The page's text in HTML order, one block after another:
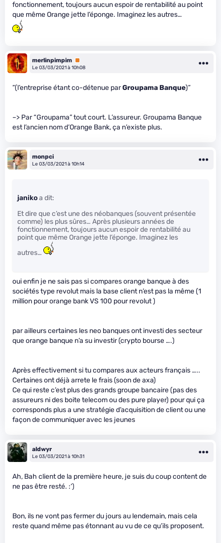
fonctionnement, toujours aucun espoir de rentabilité au point
que même Orange jette l’éponge. Imaginez les autres…
merlinpimpim Premium
Le 03/03/2021 à 10h08
”(l’entreprise étant co-détenue parGroupama Banque)”
–> Par “Groupama” tout court. L’assureur. Groupama Banque
est l’ancien nom d’Orange Bank, ça n’existe plus.
monpci
Le 03/03/2021 à 10h14
janikoa dit:
Et dire que c’est une des néobanques (souvent présentée
comme) les plus sûres… Après plusieurs années de
fonctionnement, toujours aucun espoir de rentabilité au
point que même Orange jette l’éponge. Imaginez les
autres…
oui enfin je ne sais pas si compares orange banque à des
sociétés type revolut mais la base client n’est pas la même (1
million pour orange bank VS 100 pour revolut )
par ailleurs certaines les neo banques ont investi des secteur
que orange banque n’a su investir (crypto bourse ….)
Après effectivement si tu compares aux acteurs français …..
Certaines ont déjà arrete le frais (soon de axa)
Ce qui reste c’est plus des grands groupe bancaire (pas des
assureurs ni des boite telecom ou des pure player) pour qui ça
corresponds plus a une stratégie d’acquisition de client ou une
façon de communiquer avec les jeunes
aldwyr
Le 03/03/2021 à 10h31
Ah, Bah client de la première heure, je suis du coup content de
ne pas être resté. :‘)
Bon, ils ne vont pas fermer du jours au lendemain, mais cela
reste quand même pas étonnant au vu de ce qu’ils proposent.